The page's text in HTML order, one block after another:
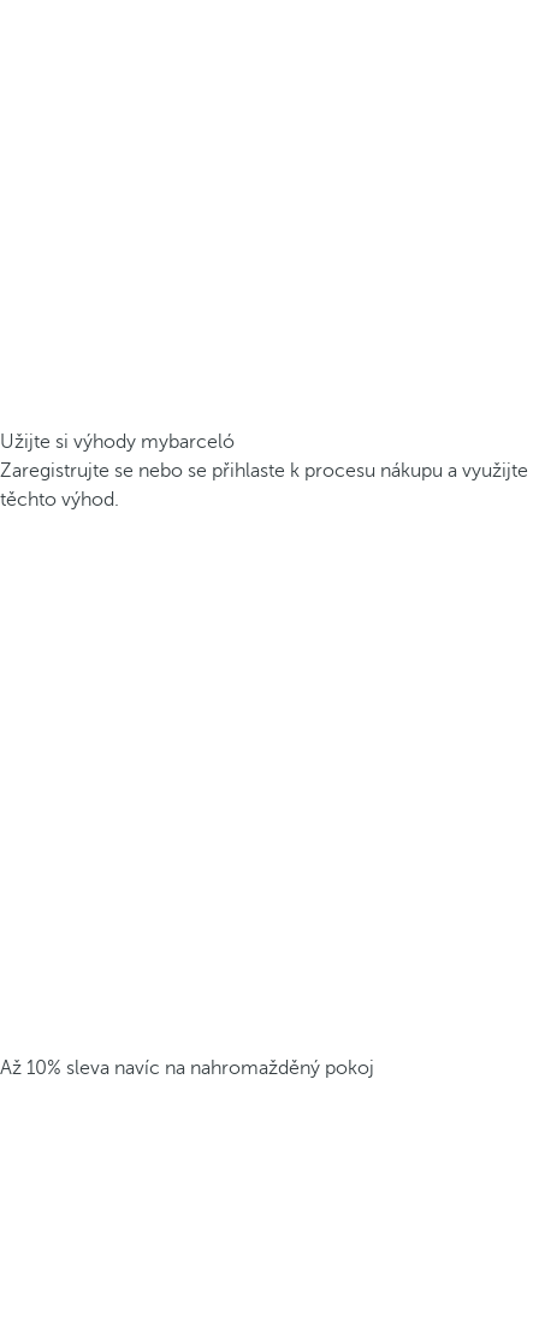
Užijte si výhody mybarceló
Zaregistrujte se nebo se přihlaste k procesu nákupu a využijte
těchto výhod.
Až 10% sleva navíc na nahromažděný pokoj